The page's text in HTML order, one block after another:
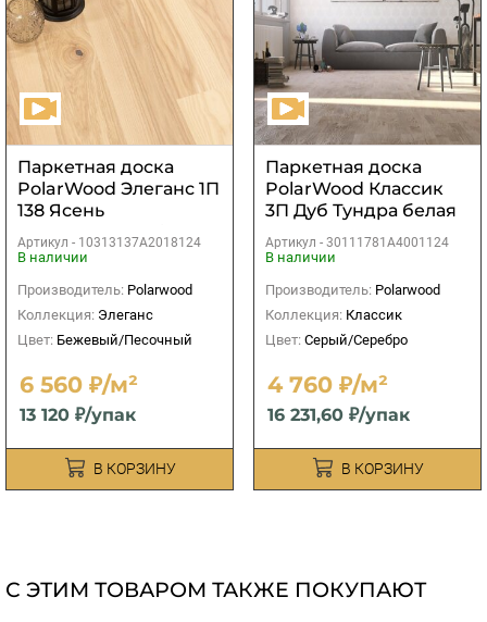
Паркетная доска
PolarWood Элеганс 1П
138 Ясень
масло 2V
Артикул - 10313137A2018124
В наличии
Производитель: Polarwood
Коллекция: Элеганс
Цвет: Бежевый/Песочный
6 560 ₽/м²
13 120 ₽/упак
В КОРЗИНУ
Паркетная доска
PolarWood Классик
3П Дуб Тундра белая
Артикул - 30111781A4001124
В наличии
Производитель: Polarwood
Коллекция: Классик
Цвет: Серый/Серебро
4 760 ₽/м²
16 231,60 ₽/упак
В КОРЗИНУ
С ЭТИМ ТОВАРОМ ТАКЖЕ ПОКУПАЮТ